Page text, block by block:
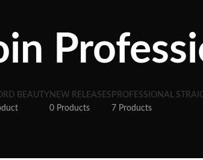
BEAUTY NEW RELEASES
0 Products
PROFESSIONAL
7 Products